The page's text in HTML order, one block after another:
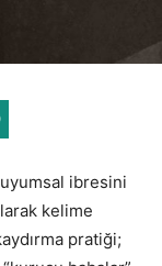
ibresini
kelime
pratiği;